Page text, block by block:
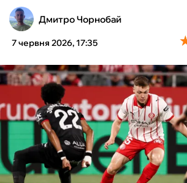
ТЕНІС
КІБЕРСПОРТ
ЧС-2026
ФУТЗАЛ
ІНШІ
Дмитро Чорнобай
7 червня 2026, 17:35